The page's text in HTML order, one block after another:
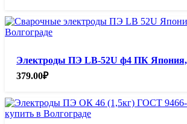
Электроды ПЭ LB-52U ф4 ПК Япония,
379.00₽